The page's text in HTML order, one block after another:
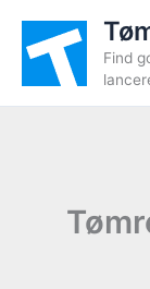
indholdet
Find